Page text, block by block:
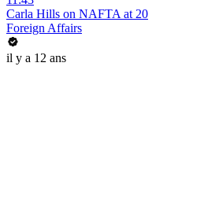
Carla Hills on NAFTA at 20
Foreign Affairs
il y a 12 ans